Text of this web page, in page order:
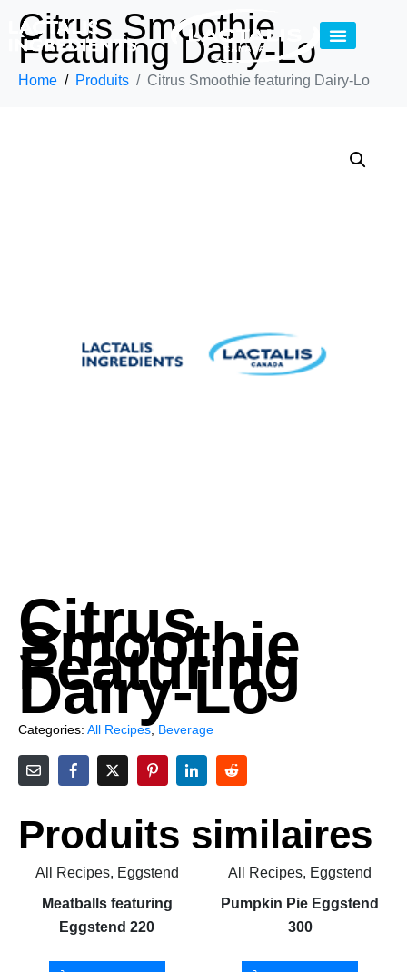
Citrus Smoothie
Featuring Dairy-Lo
Home Produits Citrus Smoothie featuring Dairy-Lo
Citrus
Smoothie
Featuring
Dairy-Lo
Categories: All Recipes, Beverage
Produits similaires
All Recipes, Eggstend
Meatballs featuring
Eggstend 220
All Recipes, Eggstend
Pumpkin Pie Eggstend
300